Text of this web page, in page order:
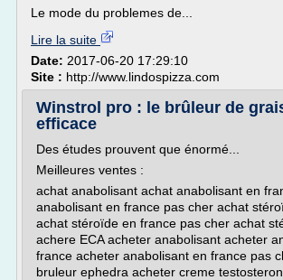
Le mode du problemes de...
Lire la suite
Date: 2017-06-20 17:29:10
Site : http://www.lindospizza.com
Winstrol pro : le brûleur de
efficace
Des études prouvent que énormé...
Meilleures ventes :
achat anabolisant achat anabolisant en
anabolisant en france pas cher achat
achat stéroïde en france pas cher achat
achere ECA acheter anabolisant acheter
france acheter anabolisant en france pas
bruleur ephedra acheter creme